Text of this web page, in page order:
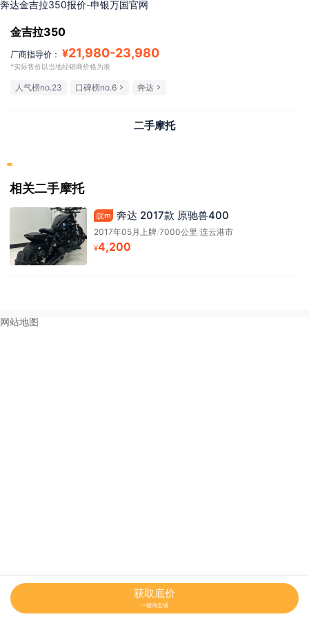
奔达金吉拉350报价-申银万国官网
金吉拉350
厂商指导价： ¥21,980-23,980
*实际售价以当地经销商价格为准
人气榜no.23 口碑榜no.6 奔达
二手摩托
相关二手摩托
皖m 奔达 2017款 原驰兽400
2017年05月上牌/7000公里 /连云港市
¥4,200
获取底价
一键询全城
网站地图